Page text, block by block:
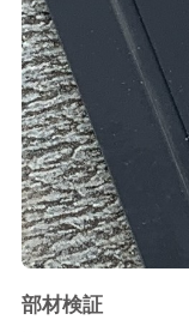
部材検証